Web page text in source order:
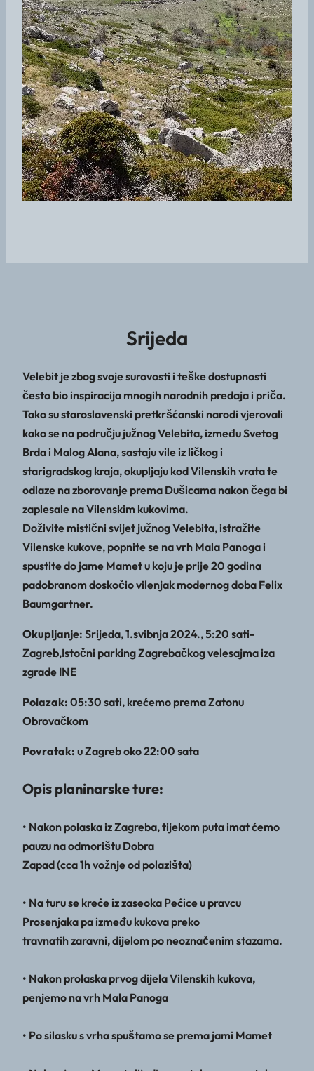
Srijeda
Velebit je zbog svoje surovosti i teške dostupnosti
često bio inspiracija mnogih narodnih predaja i priča.
Tako su staroslavenski pretkršćanski narodi vjerovali
kako se na području južnog Velebita, između Svetog
Brda i Malog Alana, sastaju vile iz ličkog i
starigradskog kraja, okupljaju kod Vilenskih vrata te
odlaze na zborovanje prema Dušicama nakon čega bi
zaplesale na Vilenskim kukovima.
Doživite mistični svijet južnog Velebita, istražite
Vilenske kukove, popnite se na vrh Mala Panoga i
spustite do jame Mamet u koju je prije 20 godina
padobranom doskočio vilenjak modernog doba Felix
Baumgartner.
Okupljanje: Srijeda, 1.svibnja 2024., 5:20 sati-
Zagreb,Istočni parking Zagrebačkog velesajma iza
zgrade INE
Polazak: 05:30 sati, krećemo prema Zatonu
Obrovačkom
Povratak: u Zagreb oko 22:00 sata
Opis planinarske ture:
• Nakon polaska iz Zagreba, tijekom puta imat ćemo
pauzu na odmorištu Dobra
Zapad (cca 1h vožnje od polazišta)
• Na turu se kreće iz zaseoka Pećice u pravcu
Prosenjaka pa između kukova preko
travnatih zaravni, dijelom po neoznačenim stazama.
• Nakon prolaska prvog dijela Vilenskih kukova,
penjemo na vrh Mala Panoga
• Po silasku s vrha spuštamo se prema jami Mamet